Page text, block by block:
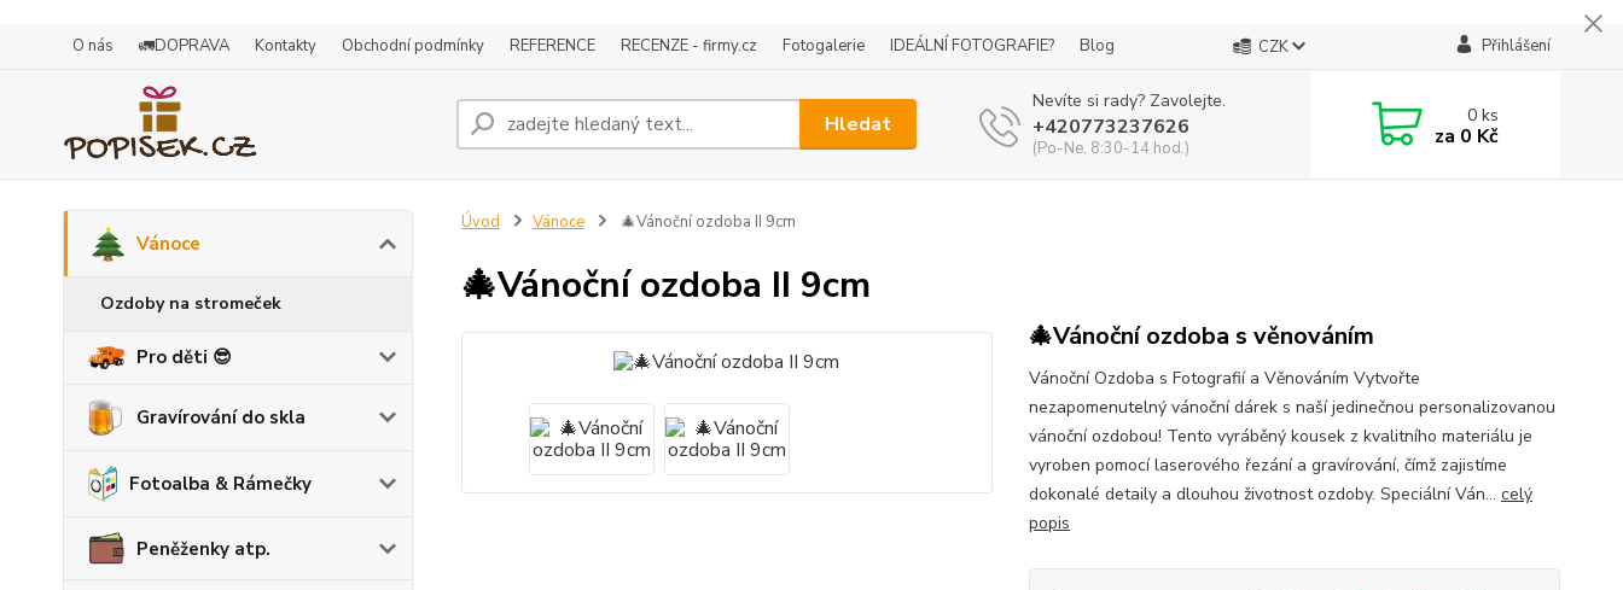
O nás 🚛DOPRAVA Kontakty Obchodní podmínky REFERENCE RECENZE - firmy.cz Fotogalerie IDEÁLNÍ FOTOGRAFIE? Blog CZK Přihlášení
Hledat
Nevíte si rady? Zavolejte.
+420773237626
(Po-Ne, 8:30-14 hod.)
0ks
za 0 Kč
Vánoce
Ozdoby na stromeček
Pro děti 😎
Gravírování do skla
Fotoalba & Rámečky
Peněženky atp.
Úvod Vánoce 🎄Vánoční ozdoba II 9cm
🎄Vánoční ozdoba II 9cm
🎄Vánoční ozdoba s věnováním
Vánoční Ozdoba s Fotografií a Věnováním Vytvořte
nezapomenutelný vánoční dárek s naší jedinečnou personalizovanou
vánoční ozdobou! Tento vyráběný kousek z kvalitního materiálu je
vyroben pomocí laserového řezání a gravírování, čímž zajistíme
dokonalé detaily a dlouhou životnost ozdoby. Speciální Ván... celý
popis